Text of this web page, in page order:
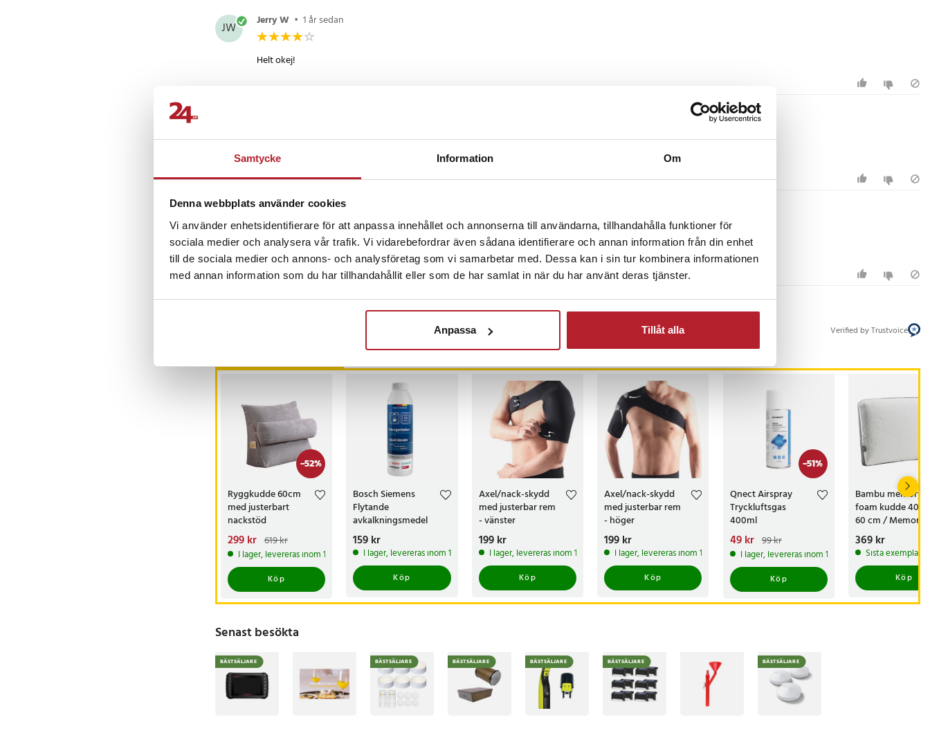
Samtycke Information Om
Denna webbplats använder cookies
Vi använder enhetsidentifierare för att anpassa innehållet och annonserna till användarna, tillhandahålla funktioner för
sociala medier och analysera vår trafik. Vi vidarebefordrar även sådana identifierare och annan information från din enhet
till de sociala medier och annons- och analysföretag som vi samarbetar med. Dessa kan i sin tur kombinera informationen
med annan information som du har tillhandahållit eller som de har samlat in när du har använt deras tjänster.
Anpassa Tillåt alla
JW Jerry W • 1 år sedan
Helt okej!
Enligt förväntan bra
Birgit W• 2 år sedan
Fint omslag
Översatt från danska •Visa original
Visa fler recensioner
Verified by Trustvoice
-52%
Ryggkudde 60cm
med justerbart
nackstöd
Nuvarande pris
299 krTidigare pris:
619 kr
299 kr 619 kr
I lager, levereras inom 1-2 vardagar
Köp
Bosch Siemens
Flytande
avkalkningsmedel
Pris :159 kr
159 kr
I lager, levereras inom 1-2 vardagar
Köp
Axel/nack-skydd
med justerbar rem
- vänster
Pris :199 kr
199 kr
I lager, levereras inom 1-2 vardagar
Köp
Axel/nack-skydd
med justerbar rem
- höger
Pris :199 kr
199 kr
I lager, levereras inom 1-2 vardagar
Köp
-51%
Qnect Airspray
Tryckluftsgas
400ml
Nuvarande pris
49 krTidigare pris:99 kr
49 kr 99 kr
I lager, levereras inom 1-2 vardagar
Köp
Bambu memory
foam kudde 40 x
60 cm / Memory
kudde /
sovkudde
Pris:369 kr
369 kr
Sista exemplaret
Köp
Senast besökta
BÄSTSÄLJARE BÄSTSÄLJARE BÄSTSÄLJARE BÄSTSÄLJARE BÄSTSÄLJARE BÄSTSÄLJARE